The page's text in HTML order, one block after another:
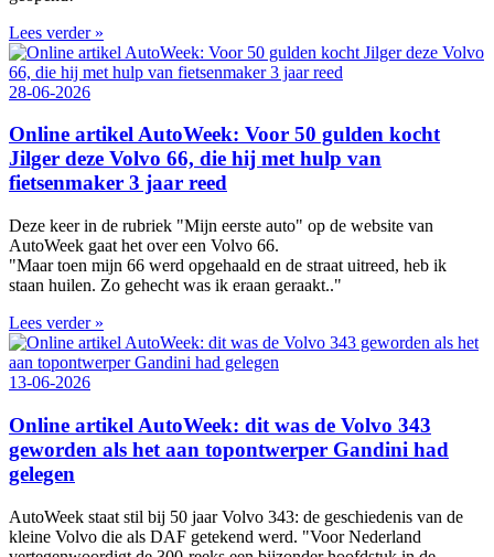
Lees verder »
28-06-2026
Online artikel AutoWeek: Voor 50 gulden kocht
Jilger deze Volvo 66, die hij met hulp van
fietsenmaker 3 jaar reed
Deze keer in de rubriek "Mijn eerste auto" op de website van
AutoWeek gaat het over een Volvo 66.
"Maar toen mijn 66 werd opgehaald en de straat uitreed, heb ik
staan huilen. Zo gehecht was ik eraan geraakt.."
Lees verder »
13-06-2026
Online artikel AutoWeek: dit was de Volvo 343
geworden als het aan topontwerper Gandini had
gelegen
AutoWeek staat stil bij 50 jaar Volvo 343: de geschiedenis van de
kleine Volvo die als DAF getekend werd. "Voor Nederland